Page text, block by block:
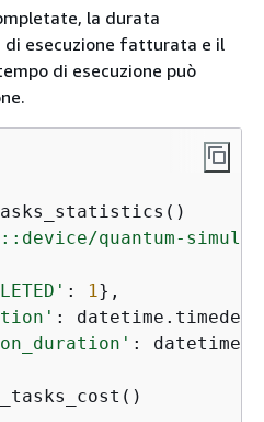
la durata
di esecuzione fatturata e il
di esecuzione può
quantum-
: 1 },
:
: